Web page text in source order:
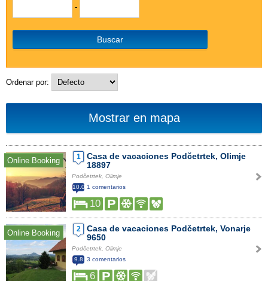
-
Buscar
Ordenar por:
Mostrar en mapa
Online Booking 1
Casa de vacaciones Podčetrtek, Olimje
18897
Podčetrtek, Olimje
10.0 1 comentarios
10
Online Booking 2
Casa de vacaciones Podčetrtek, Vonarje
9650
Podčetrtek, Olimje
9.8
3 comentarios
6